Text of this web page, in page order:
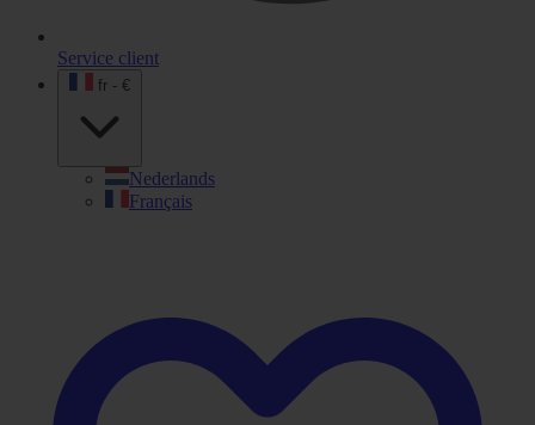
Service client
fr - €
Nederlands
Français